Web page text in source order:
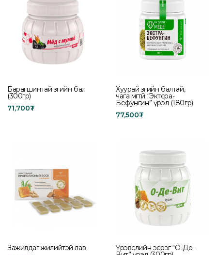
Барагшинтай зөгийн бал
(300гр)
71,700₮
Хуурай зөгийн балтай,
чага мөөгтөй “Эктсра-
Бефунгин” үрэл (180гр)
77,500₮
Зажилдаг жилийтэй лав
Үрэвслийн эсрэг “О-Де-